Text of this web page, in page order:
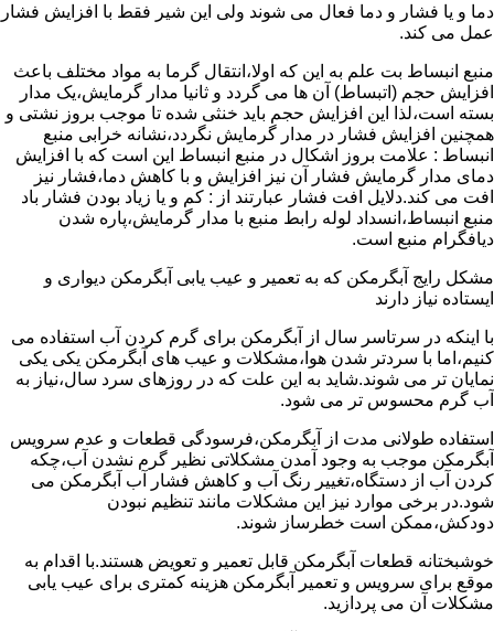
دما و یا فشار و دما فعال می شوند ولی این شیر فقط با افزایش فشار
عمل می کند.
منبع انبساط بت علم به این که اولا،انتقال گرما به مواد مختلف باعث
افزایش حجم (اتبساط) آن ها می گردد و ثانیا مدار گرمایش،یک مدار
بسته است،لذا این افزایش حجم باید خنثی شده تا موجب بروز نشتی و
همچنین افزایش فشار در مدار گرمایش نگردد،نشانه خرابی منبع
انبساط : علامت بروز اشکال در منبع انبساط این است که با افزایش
دمای مدار گرمایش فشار آن نیز افزایش و با کاهش دما،فشار نیز
افت می کند.دلایل افت فشار عبارتند از : کم و یا زیاد بودن فشار باد
منبع انبساط،انسداد لوله رابط منبع با مدار گرمایش،پاره شدن
دیافگرام منبع است.
مشکل رایج آبگرمکن که به تعمیر و عیب یابی آبگرمکن دیواری و
ایستاده نیاز دارند
با اینکه در سرتاسر سال از آبگرمکن برای گرم کردن آب استفاده می
کنیم،اما با سردتر شدن هوا،مشکلات و عیب های آبگرمکن یکی یکی
نمایان تر می شوند.شاید به این علت که در روزهای سرد سال،نیاز به
آب گرم محسوس تر می شود.
استفاده طولانی مدت از آبگرمکن،فرسودگی قطعات و عدم سرویس
آبگرمکن موجب به وجود آمدن مشکلاتی نظیر گرم نشدن آب،چکه
کردن آب از دستگاه،تغییر رنگ آب و کاهش فشار آب آبگرمکن می
شود.در برخی موارد نیز این مشکلات مانند تنظیم نبودن
دودکش،ممکن است خطرساز شوند.
خوشبختانه قطعات آبگرمکن قابل تعمیر و تعویض هستند.با اقدام به
موقع برای سرویس و تعمیر آبگرمکن هزینه کمتری برای عیب یابی
مشکلات آن می پردازید.